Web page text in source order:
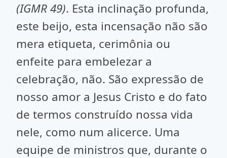
(IGMR 49). Esta inclinação profunda,
este beijo, esta incensação não são
mera etiqueta, cerimônia ou
enfeite para embelezar a
celebração, não. São expressão de
nosso amor a Jesus Cristo e do fato
de termos construído nossa vida
nele, como num alicerce. Uma
equipe de ministros que, durante o